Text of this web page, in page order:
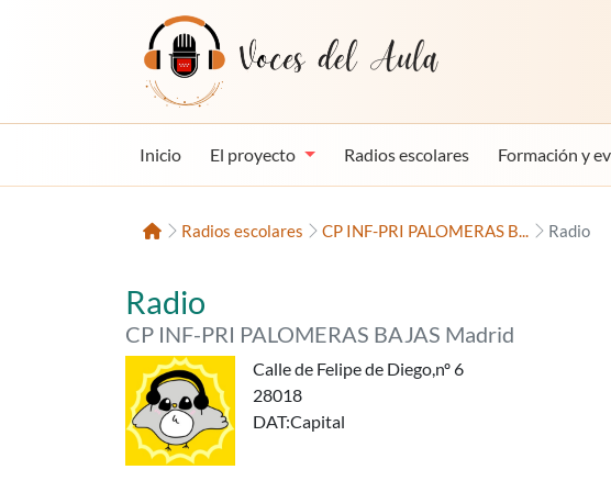
Voces del Aula
Inicio El proyecto Radios escolares Formación y
InicioRadios escolares CP INF-PRI PALOMERAS B... Radio
«RADIO PICHÓN»,
Radio
CP INF-PRI PALOMERAS BAJAS Madrid
Calle de Felipe de Diego,nº 6
28018
DAT:Capital